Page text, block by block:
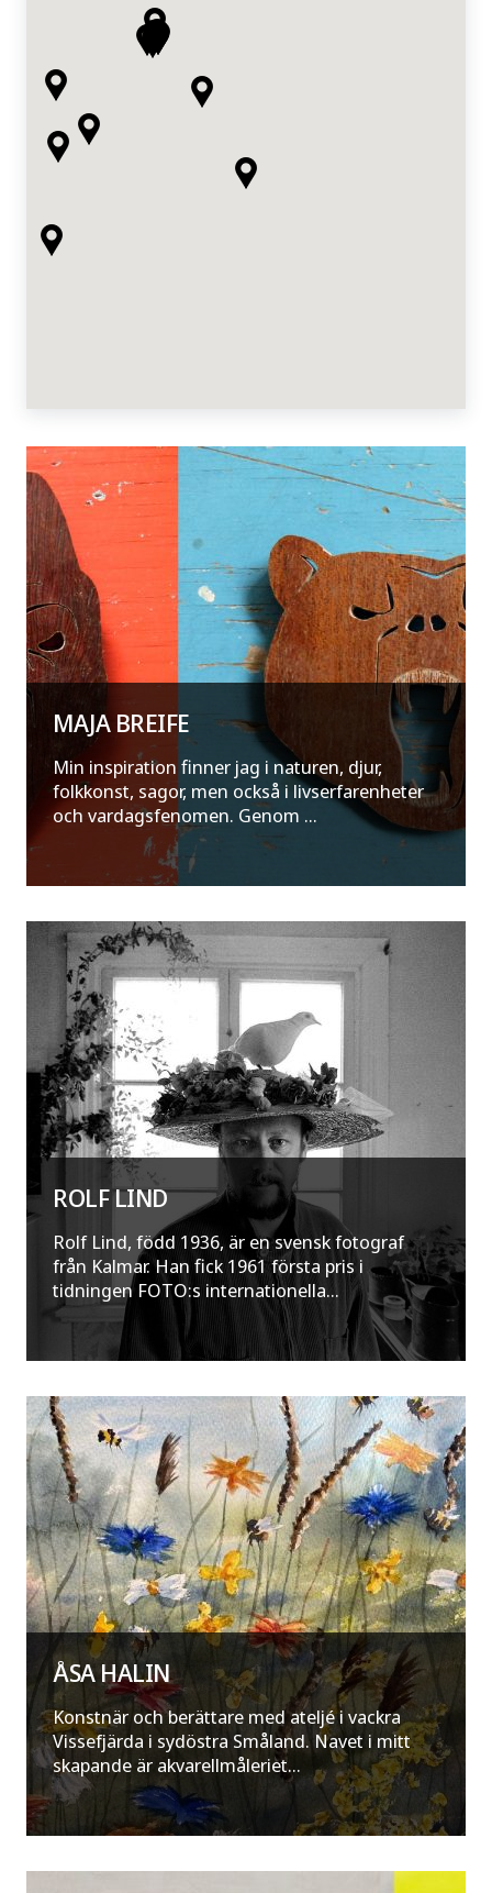
MAJA BREIFE
Min inspiration finner jag i naturen, djur,
folkkonst, sagor, men också i livserfarenheter
och vardagsfenomen. Genom ...
ROLF LIND
Rolf Lind, född 1936, är en svensk fotograf
från Kalmar. Han fick 1961 första pris i
tidningen FOTO:s internationella...
ÅSA HALIN
Konstnär och berättare med ateljé i vackra
Vissefjärda i sydöstra Småland. Navet i mitt
skapande är akvarellmåleriet...